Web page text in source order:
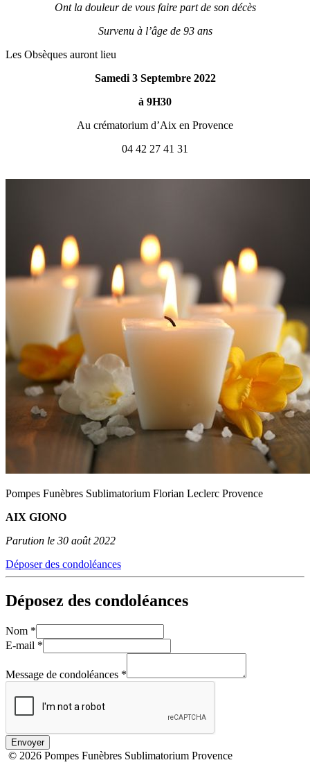
Ont la douleur de vous faire part de son décès
Survenu à l’âge de 93 ans
Les Obsèques auront lieu
Samedi 3 Septembre 2022
à 9H30
Au crématorium d’Aix en Provence
04 42 27 41 31
Pompes Funèbres Sublimatorium Florian Leclerc Provence
AIX GIONO
Parution le 30 août 2022
Déposer des condoléances
Déposez des condoléances
Nom *
E-mail *
Message de condoléances *
Envoyer
© 2026 Pompes Funèbres Sublimatorium Provence